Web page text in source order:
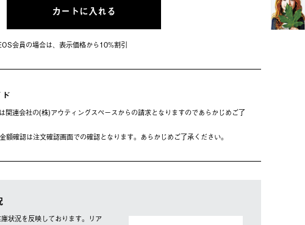
カートに入れる
会員の場合は、表⽰価格から10%割引
ド
関連会社の(株)アウティングスペースからの請求となりますのであらかじめご了
確認は注⽂確認画⾯での確認となります。あらかじめご了承ください。
庫状況を反映しております。リア